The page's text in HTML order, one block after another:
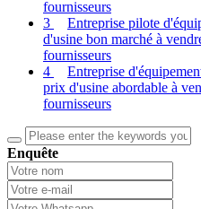
fournisseurs
3
Entreprise pilote
d'usine bon marché à
fournisseurs
4
Entreprise
prix d'usine abordable à
fournisseurs
Enquête